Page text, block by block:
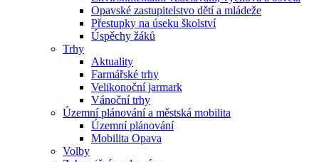
Opavské zastupitelstvo dětí a mládeže
Přestupky na úseku školství
Úspěchy žáků
Trhy
Aktuality
Farmářské trhy
Velikonoční jarmark
Vánoční trhy
Územní plánování a městská mobilita
Územní plánování
Mobilita Opava
Volby